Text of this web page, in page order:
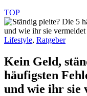
TOP
Lifestyle, Ratgeber
Kein Geld,
häufigsten
und wie ihr sie